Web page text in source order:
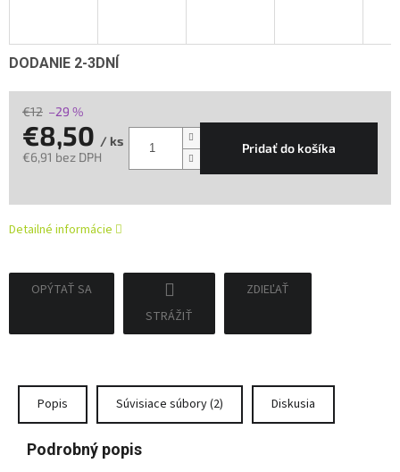
DODANIE 2-3DNÍ
€12 –29 %
€8,50 / ks
€6,91 bez DPH
Pridať do košíka
Detailné informácie
OPÝTAŤ SA
STRÁŽIŤ
ZDIEĽAŤ
Popis Súvisiace súbory (2) Diskusia
Podrobný popis